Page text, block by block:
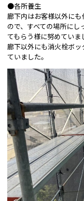
●各所養生
廊下内はお客様以外に
ので、すべての場所に
てもらう様に努めていま
廊下以外にも消火栓ボ
ていました。